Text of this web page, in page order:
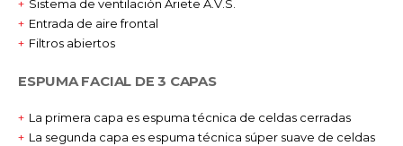
Sistema de ventilación Ariete A.V.S.
Entrada de aire frontal
Filtros abiertos
ESPUMA FACIAL DE 3 CAPAS
La primera capa es espuma técnica de celdas cerradas
La segunda capa es espuma técnica súper suave de celdas